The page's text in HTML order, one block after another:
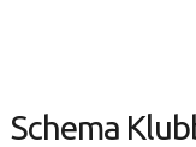
Schema